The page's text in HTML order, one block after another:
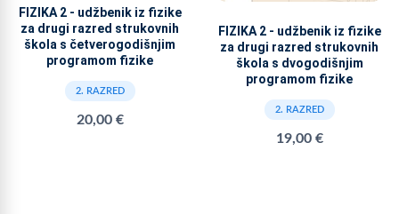
FIZIKA 2 - udžbenik iz fizike
za drugi razred strukovnih
škola s četverogodišnjim
programom fizike
2. RAZRED
20,00 €
FIZIKA 2 - udžbenik iz fizike
za drugi razred strukovnih
škola s dvogodišnjim
programom fizike
2. RAZRED
19,00 €